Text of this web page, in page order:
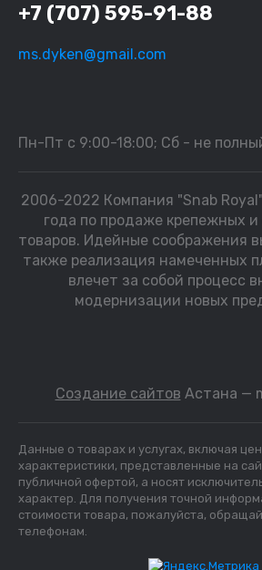
+7 (707) 595-91-88
ms.dyken@gmail.com
Пн-Пт с 9:00-18:00; Сб - не
2006-2022 Компания "Snab
года по продаже крепежных
товаров. Идейные соображения
также реализация намеченных
влечет за собой процесс
модернизации новых
Создание сайтов Астана —
Данные о товарах и услугах, включая
характеристики, представленные на
публичной офертой, а носят
характер. Для получения точной
стоимости товара, пожалуйста,
телефонам.